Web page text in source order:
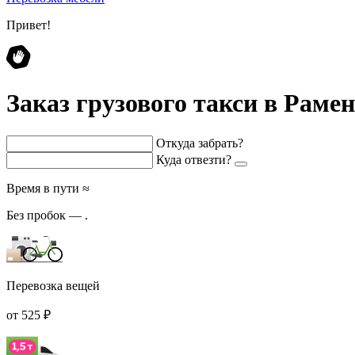
Привет!
Заказ грузового такси в
Откуда забрать?
Куда отвезти?
Время в пути ≈
Без пробок — .
Перевозка вещей
от 525 ₽